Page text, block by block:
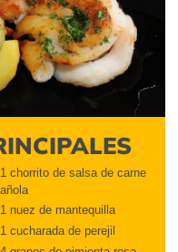
1 chorrito de salsa de carne
1 nuez de mantequilla
1 cucharada de perejil